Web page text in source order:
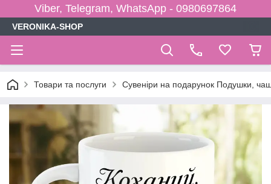
Viber, Telegram, WhatsApp - 0980697864
VERONIKA-SHOP
Товари та послуги Сувеніри на подарунок Подушки,